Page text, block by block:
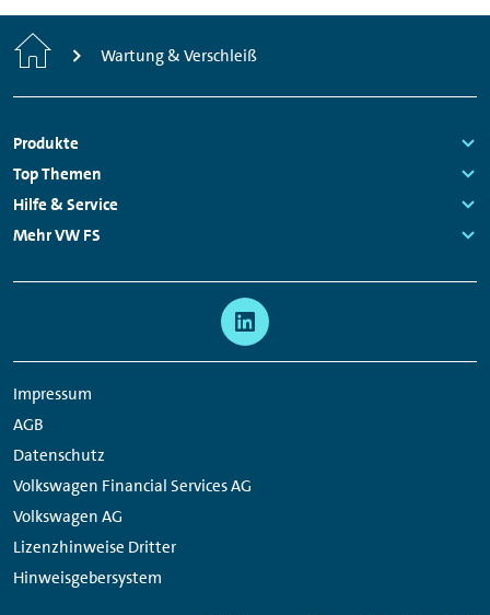
StartseiteWartung & Verschleiß
Fußzeilen
Navigation
Produkte
Links:
Top Themen
Links:
Hilfe & Service
Links:
Mehr VW FS
Impressum
AGB
Datenschutz
Volkswagen Financial Services AG
Volkswagen AG
Lizenzhinweise Dritter
Hinweisgebersystem
Links